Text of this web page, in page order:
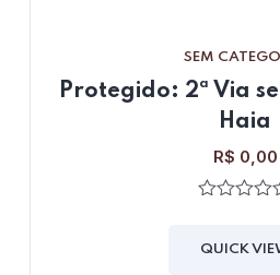
SEM
Protegido: 2ª Via
Haia
R$ 0,00
of
QUICK